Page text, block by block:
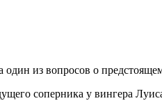
из вопросов о
соперника у вингера